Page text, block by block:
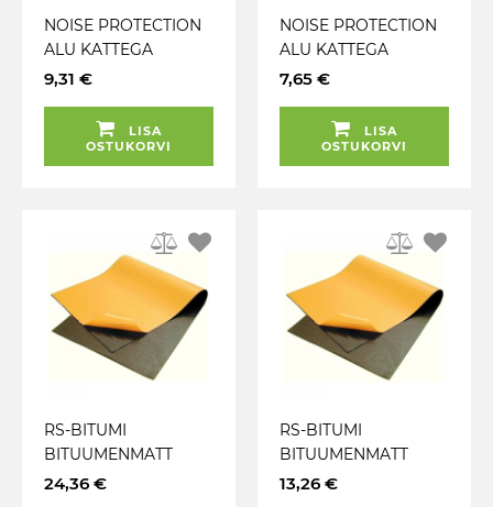
NOISE PROTECTION
ALU KATTEGA
MÜRAMATT /
500X700MM
VIBROFILTR
9,31 €
LISA
OSTUKORVI
NOISE PROTECTION
ALU KATTEGA
MÜRAMATT /
500X700MM
VIBROFILTR
7,65 €
LISA
OSTUKORVI
RS-BITUMI
BITUUMENMATT
7.5KG / M2 40X100CM
24,36 €
RS-BITUMI
BITUUMENMATT
2.5KG / M2 40X100CM
13,26 €